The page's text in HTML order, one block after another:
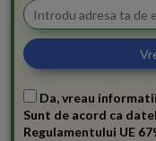
Da, vreau
Sunt de acord ca
Regulamentului UE